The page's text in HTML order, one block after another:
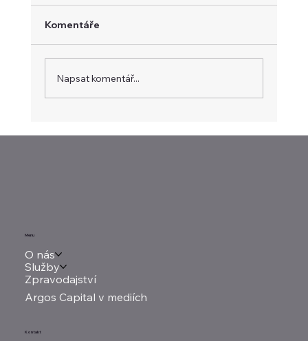
Menu
O nás
Služby
Zpravodajství
Argos Capital v mediích
Kontakt
Komentáře
Napsat komentář...